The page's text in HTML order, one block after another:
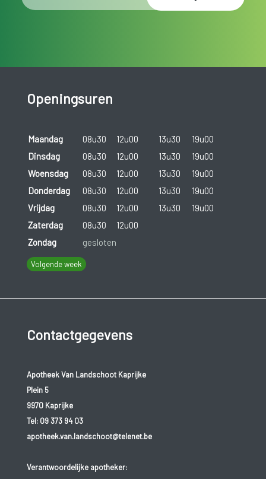
Openingsuren
Maandag 08u30 12u00 13u30
19u00
Dinsdag
08u30 12u00 13u30
19u00
Woensdag
08u30 12u00 13u30
19u00
Donderdag
08u30 12u00 13u30
19u00
Vrijdag
08u30 12u00 13u30
19u00
Zaterdag
08u30
12u00
Zondag
gesloten
Volgende week
Contactgegevens
Apotheek Van Landschoot Kaprijke
Plein 5
9970 Kaprijke
Tel: 09 373 94 03
apotheek.van.landschoot@telenet.be
Verantwoordelijke apotheker: